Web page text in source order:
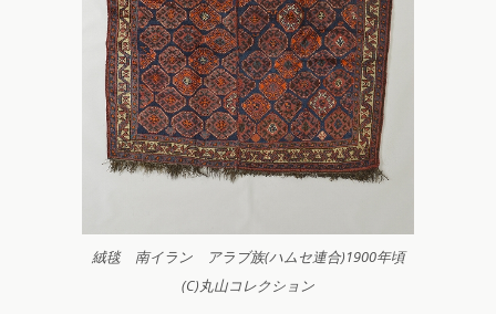
絨毯 南イラン アラブ族(ハムセ連合)1900年頃
(C)丸山コレクション